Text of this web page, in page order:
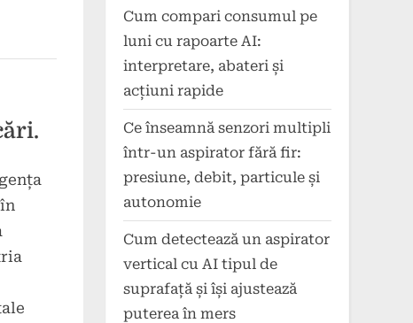
Cum compari consumul pe
luni cu rapoarte AI:
interpretare, abateri și
acțiuni rapide
Ce înseamnă senzori multipli
într-un aspirator fără fir:
presiune, debit, particule și
autonomie
Cum detectează un aspirator
vertical cu AI tipul de
suprafață și își ajustează
puterea în mers